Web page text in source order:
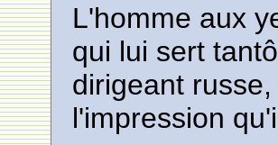
L'homme aux
qui lui sert
dirigeant
l'impression